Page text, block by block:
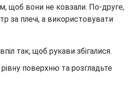
щоб вони не ковзали. По-друге,
за плечі, а використовувати
так, щоб рукави збігалися.
поверхню та розгладьте